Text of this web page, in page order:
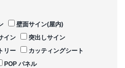
壁面サイン(屋内)
イン
突出しサイン
リー
カッティングシート
POP パネル